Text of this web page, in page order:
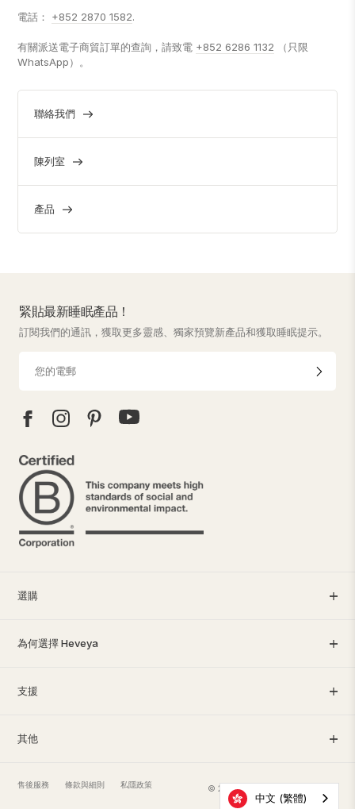
電話： +852 2870 1582.
有關派送電子商貿訂單的查詢，請致電 +852 6286 1132 （只限
WhatsApp）。
聯絡我們
陳列室
產品
緊貼最新睡眠產品！
訂閱我們的通訊，獲取更多靈感、獨家預覽新產品和獲取睡眠提示。
選購
為何選擇 Heveya
支援
其他
© 2026 Heveya®。保留所有權利。
售後服務 條款與細則 私隱政策
中文 (繁體)